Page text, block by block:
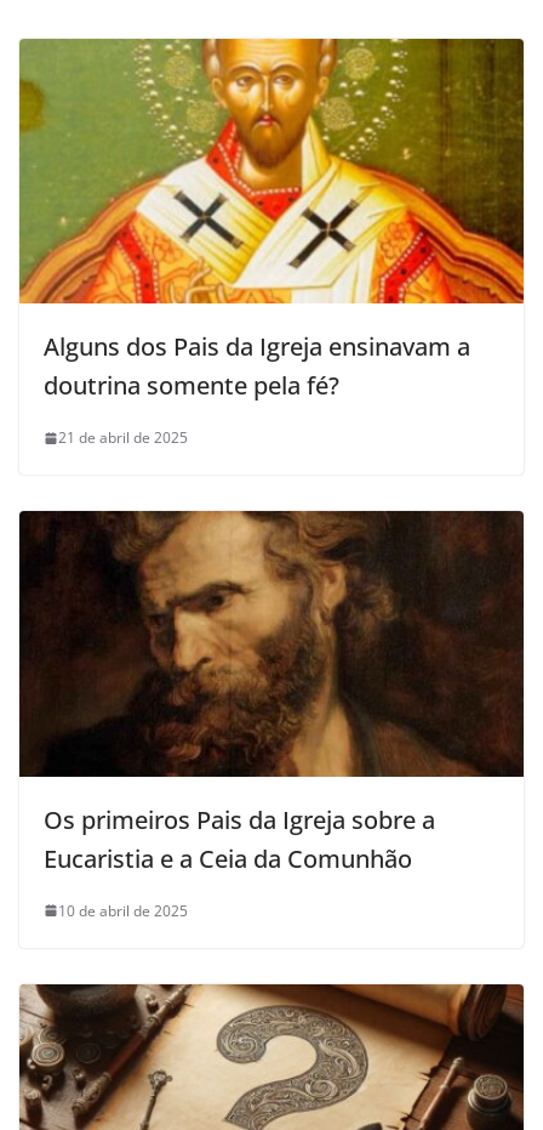
Alguns dos Pais da Igreja ensinavam a
doutrina somente pela fé?
21 de abril de 2025
Os primeiros Pais da Igreja sobre a
Eucaristia e a Ceia da Comunhão
10 de abril de 2025